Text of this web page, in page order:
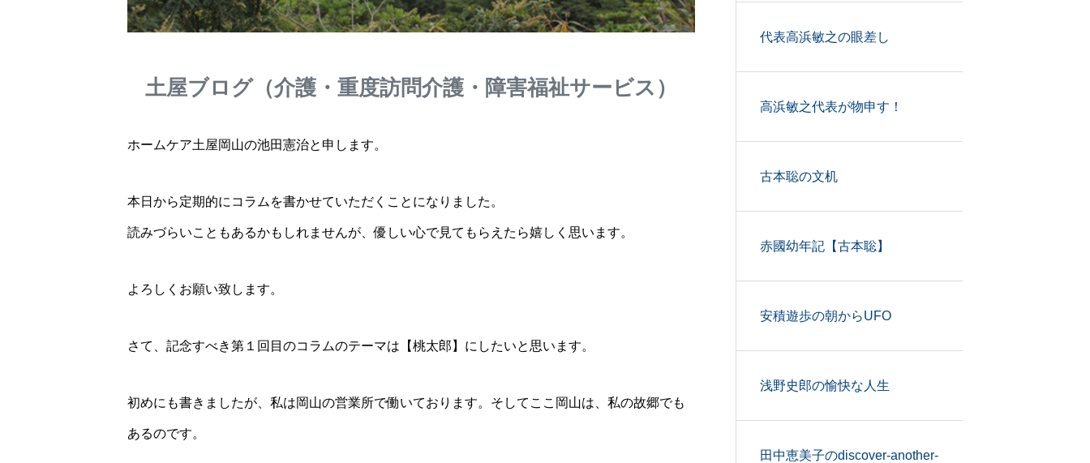
土屋ブログ（介護・重度訪問介護・障害福祉サービス）
ホームケア土屋岡山の池田憲治と申します。
本日から定期的にコラムを書かせていただくことになりました。
読みづらいこともあるかもしれませんが、優しい心で見てもらえたら嬉しく思います。
よろしくお願い致します。
さて、記念すべき第１回目のコラムのテーマは【桃太郎】にしたいと思います。
初めにも書きましたが、私は岡山の営業所で働いております。そしてここ岡山は、私の故郷でも
あるのです。
代表高浜敏之の眼差し
高浜敏之代表が物申す！
古本聡の文机
赤國幼年記【古本聡】
安積遊歩の朝からUFO
浅野史郎の愉快な人生
田中恵美子のdiscover-another-